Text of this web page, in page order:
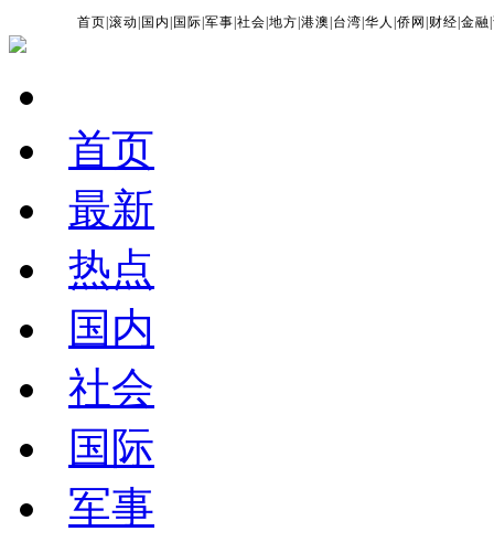
首页 |滚动 国内 国际 |军事 |社会 |地方 |港澳 台湾 |华人 |侨网 财经 |金融 |
首页
最新
热点
国内
社会
国际
军事